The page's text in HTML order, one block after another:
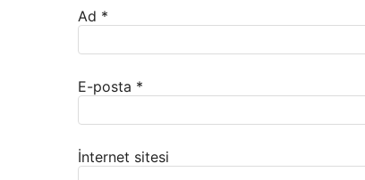
Ad *
E-posta *
İnternet sitesi